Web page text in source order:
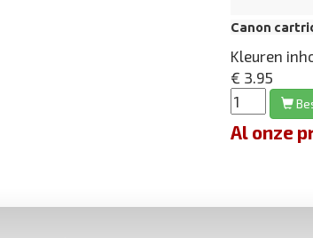
Canon
Kleuren
€ 3.95
Al onze